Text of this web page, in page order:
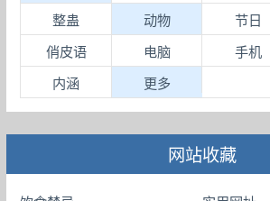
整蛊 动物 节日
俏皮语 电脑 手机
内涵 更多
网站收藏